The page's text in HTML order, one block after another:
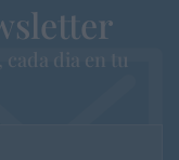
dia en tu